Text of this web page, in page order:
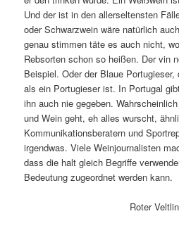
Und der ist in den allerseltensten
oder Schwarzwein wäre natürlich
genau stimmen täte es auch nicht,
Rebsorten schon so heißen. Der vin
Beispiel. Oder der Blaue
als ein Portugieser ist. In Portugal
ihn auch nie gegeben.
und Wein geht, eh alles wurscht,
Kommunikationsberatern und
irgendwas. Viele Weinjournalisten
dass die halt gleich Begriffe
Bedeutung zugeordnet werden kann.
Roter